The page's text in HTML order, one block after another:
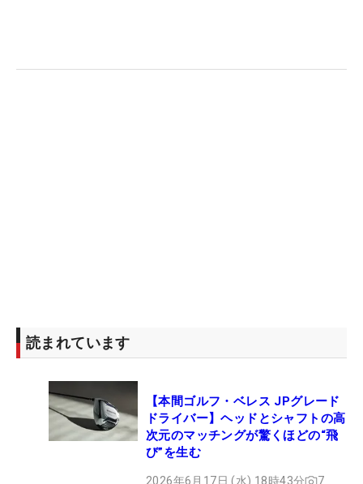
読まれています
【本間ゴルフ・ベレス JPグレード
ドライバー】ヘッドとシャフトの高
次元のマッチングが驚くほどの“飛
び”を生む
2026年6月17日 (水) 18時43分 7